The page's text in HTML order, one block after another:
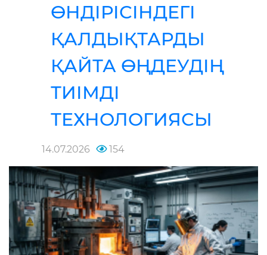
ӨНДІРІСІНДЕГІ
ҚАЛДЫҚТАРДЫ
ҚАЙТА ӨҢДЕУДІҢ
ТИІМДІ
ТЕХНОЛОГИЯСЫ
14.07.2026 154